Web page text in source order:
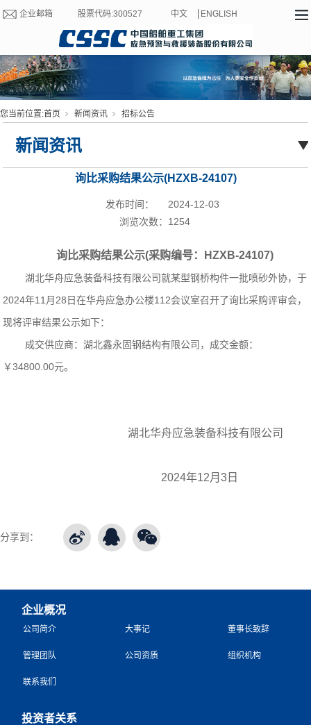
企业邮箱 股票代码:300527 中文 ENGLISH
您当前位置:首页 新闻资讯 招标公告
新闻资讯
询比采购结果公示(HZXB-24107)
2024-12-03
发布时间：
浏览次数： 1254
询比采购结果公示(采购编号：HZXB-24107)
湖北华舟应急装备科技有限公司就某型钢桥构件一批喷砂外协，于
2024年11月28日在华舟应急办公楼112会议室召开了询比采购评审会，
现将评审结果公示如下：
成交供应商：湖北鑫永固钢结构有限公司，成交金额：
￥34800.00元。
湖北华舟应急装备科技有限公司
2024年12月3日
分享到：
企业概况
公司简介 大事记 董事长致辞
管理团队 公司资质 组织机构
联系我们
投资者关系